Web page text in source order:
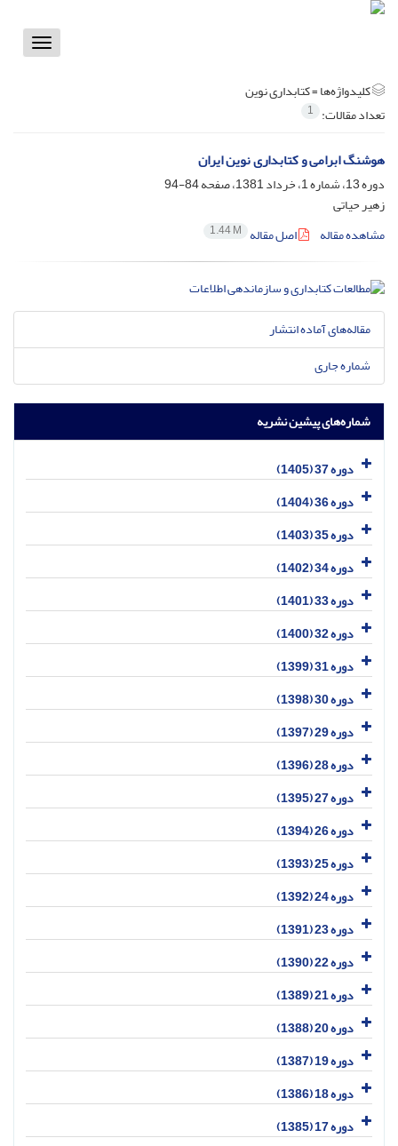
Toggle
کلیدواژه‌ها =کتابداری نوین
تعداد مقالات: 1
هوشنگ ابرامی و کتابداری نوین ایران
دوره 13، شماره 1، خرداد 1381، صفحه
84-94
زهیر حیاتی
مشاهده مقاله
اصل مقاله 1.44 M
مقاله‌های آماده انتشار
شماره جاری
شماره‌های پیشین نشریه
دوره 37 (1405)
دوره 36 (1404)
دوره 35 (1403)
دوره 34 (1402)
دوره 33 (1401)
دوره 32 (1400)
دوره 31 (1399)
دوره 30 (1398)
دوره 29 (1397)
دوره 28 (1396)
دوره 27 (1395)
دوره 26 (1394)
دوره 25 (1393)
دوره 24 (1392)
دوره 23 (1391)
دوره 22 (1390)
دوره 21 (1389)
دوره 20 (1388)
دوره 19 (1387)
دوره 18 (1386)
دوره 17 (1385)